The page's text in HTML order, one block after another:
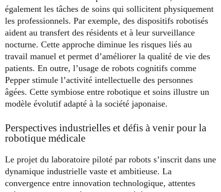
également les tâches de soins qui sollicitent physiquement
les professionnels. Par exemple, des dispositifs robotisés
aident au transfert des résidents et à leur surveillance
nocturne. Cette approche diminue les risques liés au
travail manuel et permet d’améliorer la qualité de vie des
patients. En outre, l’usage de robots cognitifs comme
Pepper stimule l’activité intellectuelle des personnes
âgées. Cette symbiose entre robotique et soins illustre un
modèle évolutif adapté à la société japonaise.
Perspectives industrielles et défis à venir pour la
robotique médicale
Le projet du laboratoire piloté par robots s’inscrit dans une
dynamique industrielle vaste et ambitieuse. La
convergence entre innovation technologique, attentes